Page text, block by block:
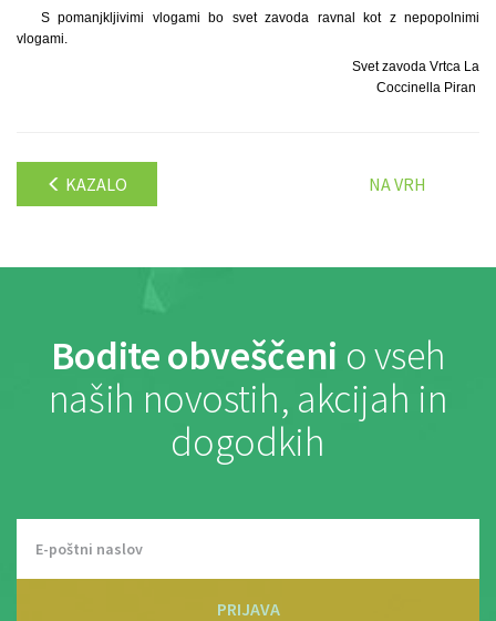
S pomanjkljivimi vlogami bo svet zavoda ravnal kot z nepopolnimi
vlogami.
Svet zavoda Vrtca La
Coccinella Piran
KAZALO NA VRH
Bodite obveščeni o vseh
naših novostih, akcijah in
dogodkih
PRIJAVA